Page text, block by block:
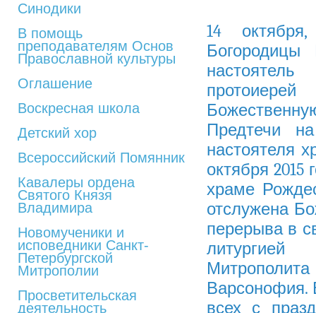
Синодики
В помощь
преподавателям Основ
Православной культуры
Оглашение
Воскресная школа
Детский хор
Всероссийский Помянник
Кавалеры ордена
Святого Князя
Владимира
Новомученики и
исповедники Санкт-
Петербургской
Митрополии
Просветительская
деятельность
14
Богородицы
Предтечи
настоятеля
октября 2015
храме
отслужена
перерыва в
Варсонофия.
всех с